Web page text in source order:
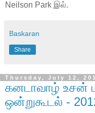
Neilson Park இல்.
Baskaran
Share
Thursday, July 12,
கனடாவாழ் உசன்
ஒன்றுகூடல் -